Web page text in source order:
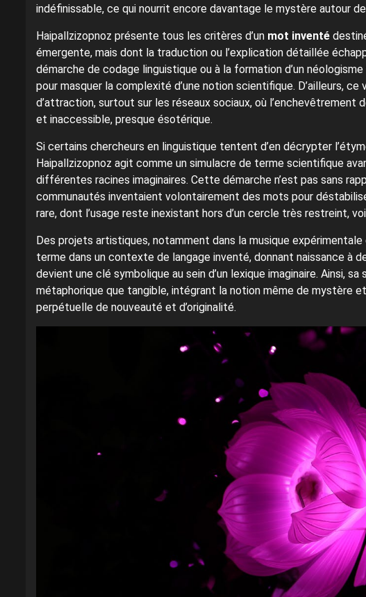
indéfinissable, ce qui nourrit encore davantage le mystère autour
Haipallzizopnoz présente tous les critères d’un mot inventé
émergente, mais dont la traduction ou l’explication détaillée
démarche de codage linguistique ou à la formation d’un
pour masquer la complexité d’une notion scientifique. D’ailleurs,
d’attraction, surtout sur les réseaux sociaux, où
et inaccessible, presque ésotérique.
Si certains chercheurs en linguistique tentent d’en décrypter
Haipallzizopnoz agit comme un simulacre de terme scientifique
différentes racines imaginaires. Cette démarche n’est pas sans
communautés inventaient volontairement des mots pour
rare, dont l’usage reste inexistant hors d’un cercle très restreint,
Des projets artistiques, notamment dans la musique
terme dans un contexte de langage inventé, donnant naissance à
devient une clé symbolique au sein d’un lexique imaginaire. Ainsi,
métaphorique que tangible, intégrant la notion même de mystère
perpétuelle de nouveauté et d’originalité.